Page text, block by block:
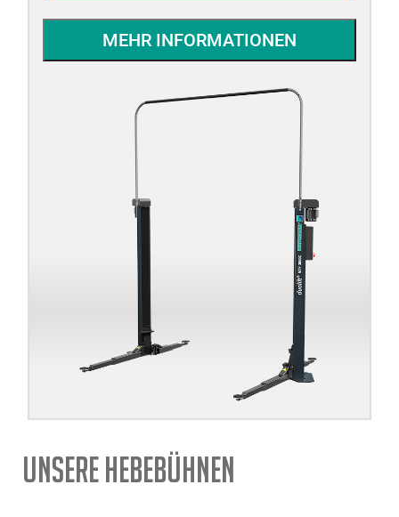
MEHR INFORMATIONEN
Unsere Hebebühnen